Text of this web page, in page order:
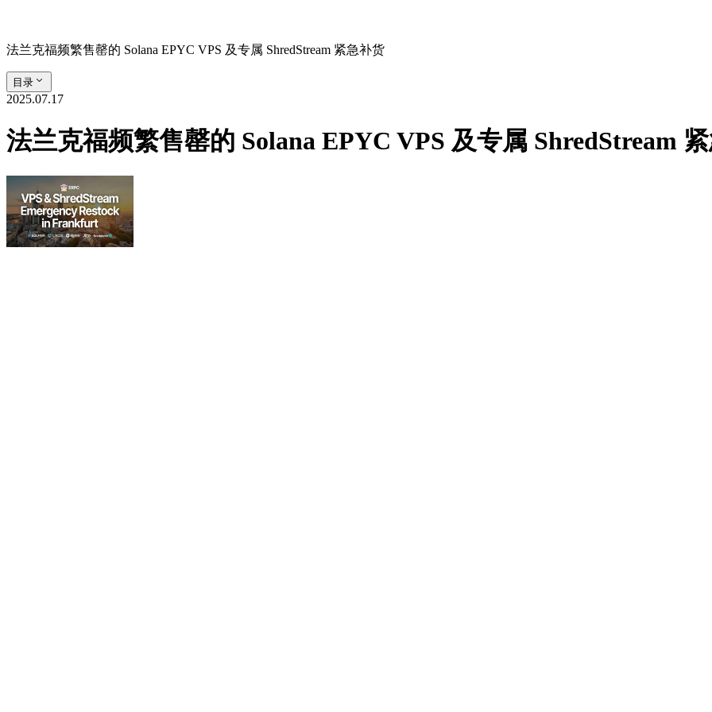
法兰克福频繁售罄的 Solana EPYC VPS 及专属 ShredStream 紧急补货
目录
2025.07.17
法兰克福频繁售罄的 Solana EPYC VPS 及专属 ShredStream